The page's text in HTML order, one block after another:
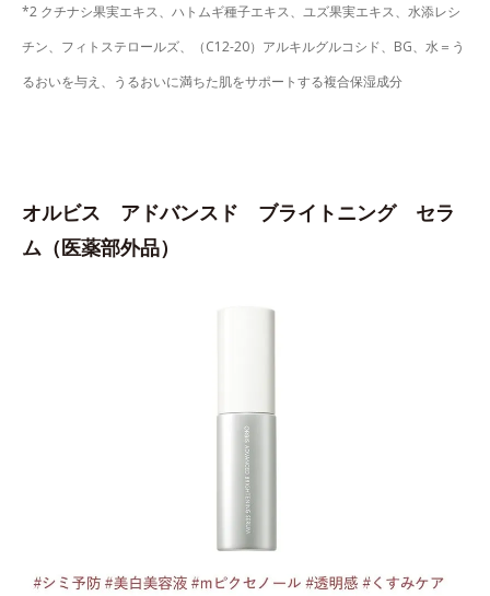
*2 クチナシ果実エキス、ハトムギ種子エキス、ユズ果実エキス、水添レシ
チン、フィトステロールズ、（C12-20）アルキルグルコシド、BG、水＝う
るおいを与え、うるおいに満ちた肌をサポートする複合保湿成分
オルビス アドバンスド ブライトニング セラ
ム（医薬部外品）